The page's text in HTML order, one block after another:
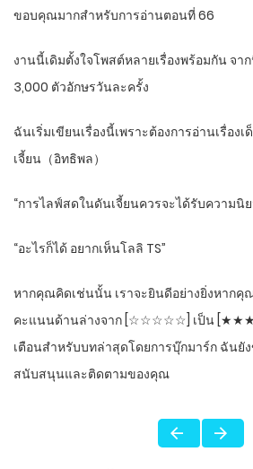
ขอบคุณมากสำหรับการอ่านตอนที่ 66
งานนี้เดิมตั้งใจโพสต์หลายเรื่องพร้อมกัน จ
3,000 ตัวอักษรวันละครั้ง
ฉันเริ่มเขียนเรื่องนี้เพราะต้องการอ่านเรื่อง
เจี้ยน（อิทธิพล）
“การไลฟ์สดในดันเจี้ยนควรจะได้รับความนิ
“อะไรก็ได้ อยากเห็นโลลิ TS”
หากคุณคิดเช่นนั้น เราจะยินดีอย่างยิ่งหากคุ
คะแนนด้านล่างจาก [☆☆☆☆☆] เป็น
เตือนสำหรับบทล่าสุดโดยการบุ๊กมาร์ก ฉัน
สนับสนุนและติดตามของคุณ